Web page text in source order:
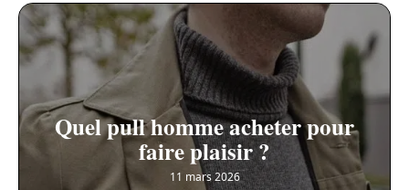
Quel pull homme acheter pour
faire plaisir ?
11 mars 2026